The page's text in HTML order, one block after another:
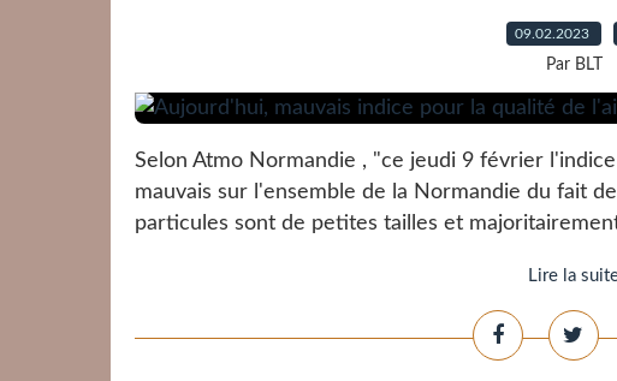
09.02.2023
Par BLT
Selon Atmo Normandie , "ce jeudi 9 février
mauvais sur l'ensemble de la Normandie du fait
particules sont de petites tailles et
Lire la